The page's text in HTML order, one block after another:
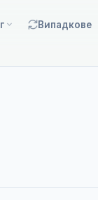
Випадкове